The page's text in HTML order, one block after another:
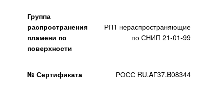
Группа
распространения
пламени по
поверхности
РП1 нераспространяющие
по СНИП 21-01-99
№ Сертификата РОСС RU.AГ37.B08344